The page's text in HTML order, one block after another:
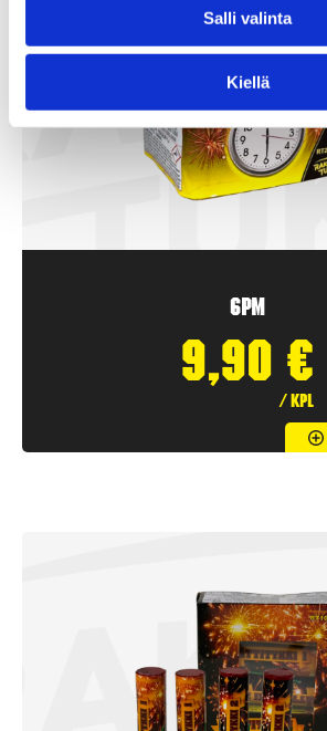
Salli valinta
Kiellä
6PM
9,90 €
/ kpl